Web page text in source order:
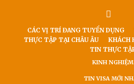
CÁC VỊ TRÍ ĐANG TUYỂN DỤNG
THỰC TẬP TẠI CHÂU ÂU
KHÁCH
TIN THỰC
KINH NGHIỆM
TIN VISA MỚI